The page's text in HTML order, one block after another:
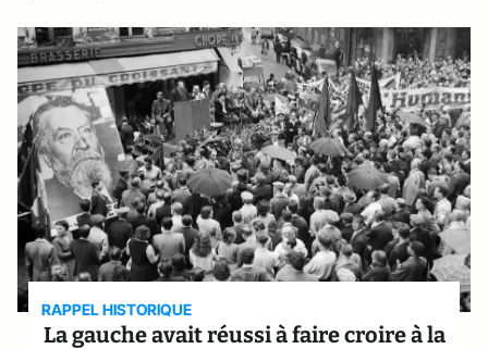
RAPPEL HISTORIQUE
La gauche avait réussi à faire croire à la